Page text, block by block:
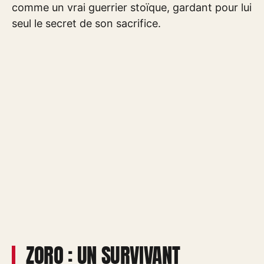
comme un vrai guerrier stoïque, gardant pour lui
seul le secret de son sacrifice.
ZORO : UN SURVIVANT